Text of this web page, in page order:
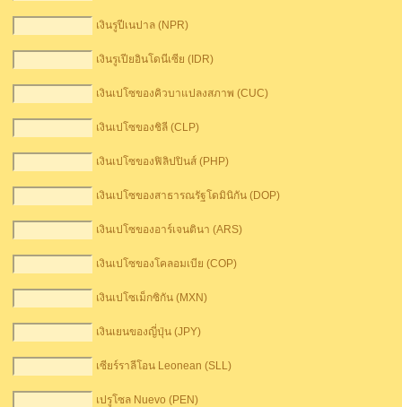
เงินรูปีเนปาล (NPR)
เงินรูเปียอินโดนีเซีย (IDR)
เงินเปโซของคิวบาแปลงสภาพ (CUC)
เงินเปโซของชิลี (CLP)
เงินเปโซของฟิลิปปินส์ (PHP)
เงินเปโซของสาธารณรัฐโดมินิกัน (DOP)
เงินเปโซของอาร์เจนตินา (ARS)
เงินเปโซของโคลอมเบีย (COP)
เงินเปโซเม็กซิกัน (MXN)
เงินเยนของญี่ปุ่น (JPY)
เซียร์ราลีโอน Leonean (SLL)
เปรูโซล Nuevo (PEN)